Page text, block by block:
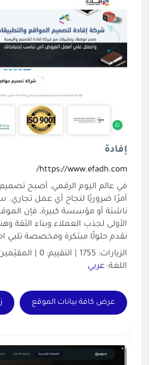
إفادة
https://www.efadh.com/
في عالم اليوم الرقمي، أصبح تصميم
أمرًا ضروريًا لنجاح أي عمل
ناشئة أو مؤسسة كبيرة، فإن
الأولى لجذب العملاء وبناء الثقة
نقدم حلولًا مبتكرة ومخصصة تلبي
الزيارات: 1755 | التقييم: 0 | المقيّمين: 0 | الدولة:
اللغة: عربي
عرض كافة بيانات الموقع